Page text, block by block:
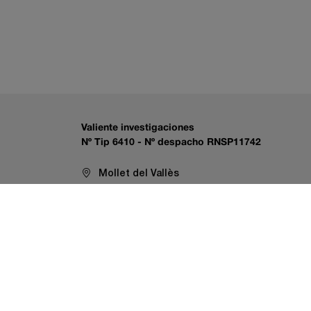
Valiente investigaciones
Nº Tip 6410 - Nº despacho RNSP11742
Mollet del Vallès